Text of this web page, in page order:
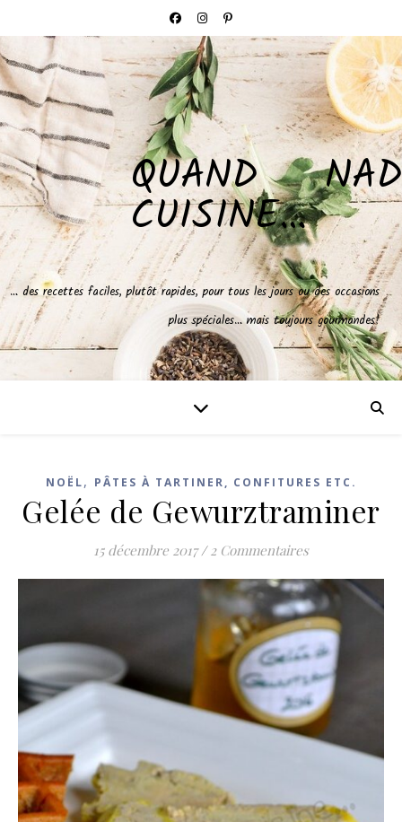
QUAND NAD
CUISINE…
… des recettes faciles, plutôt rapides, pour tous les jours ou des occasions
plus spéciales… mais toujours gourmandes!
NOËL, PÂTES À TARTINER, CONFITURES ETC.
Gelée de Gewurztraminer
15 décembre 2017 / 2 Commentaires